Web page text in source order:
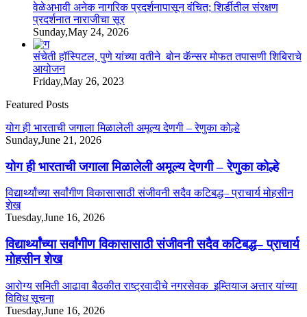
वेळेअभावी अनेक नागरिक प्रदर्शनापासून वंचित; शिर्डीतील संरक्षण
प्रदर्शनात नाराजीचा सूर
Sunday,May 24, 2026
संचेती हॉस्पिटल, पुणे यांच्या वतीने बोन कॅन्सर मोफत तपासणी शिबिराचे
आयोजन
Friday,May 26, 2023
Featured Posts
योग ही भारताची जगाला मिळालेली अमूल्य देणगी – रेणुका कोल्हे
Sunday,June 21, 2026
योग ही भारताची जगाला मिळालेली अमूल्य देणगी – रेणुका कोल्हे
विद्यार्थ्यांच्या सर्वांगीण विकासासाठी संजीवनी सदैव कटिबद्ध– प्राचार्य मोहसीन
शेख
Tuesday,June 16, 2026
विद्यार्थ्यांच्या सर्वांगीण विकासासाठी संजीवनी सदैव कटिबद्ध– प्राचार्य
मोहसीन शेख
आरोग्य समिती आढावा बैठकीत राष्ट्रवादीचे नगरसेवक इम्तियाज अत्तार यांच्या
विविध सूचना
Tuesday,June 16, 2026